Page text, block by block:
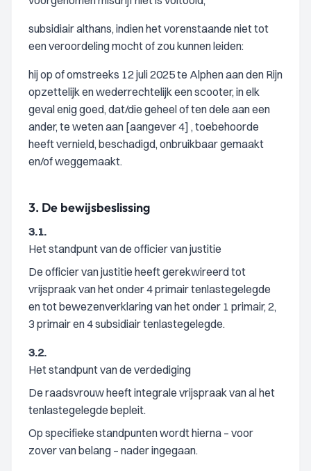
subsidiair althans, indien het vorenstaande niet tot
een veroordeling mocht of zou kunnen leiden:
hij op of omstreeks 12 juli 2025 te Alphen aan den Rijn
opzettelijk en wederrechtelijk een scooter, in elk
geval enig goed, dat/die geheel of ten dele aan een
ander, te weten aan [aangever 4] , toebehoorde
heeft vernield, beschadigd, onbruikbaar gemaakt
en/of weggemaakt.
3. De bewijsbeslissing
3.1.
Het standpunt van de officier van justitie
De officier van justitie heeft gerekwireerd tot
vrijspraak van het onder 4 primair tenlastegelegde
en tot bewezenverklaring van het onder 1 primair, 2,
3 primair en 4 subsidiair tenlastegelegde.
3.2.
Het standpunt van de verdediging
De raadsvrouw heeft integrale vrijspraak van al het
tenlastegelegde bepleit.
Op specifieke standpunten wordt hierna – voor
zover van belang – nader ingegaan.